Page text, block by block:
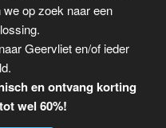
op zoek naar een
Geervliet en/of ieder
en ontvang korting
wel 60%!